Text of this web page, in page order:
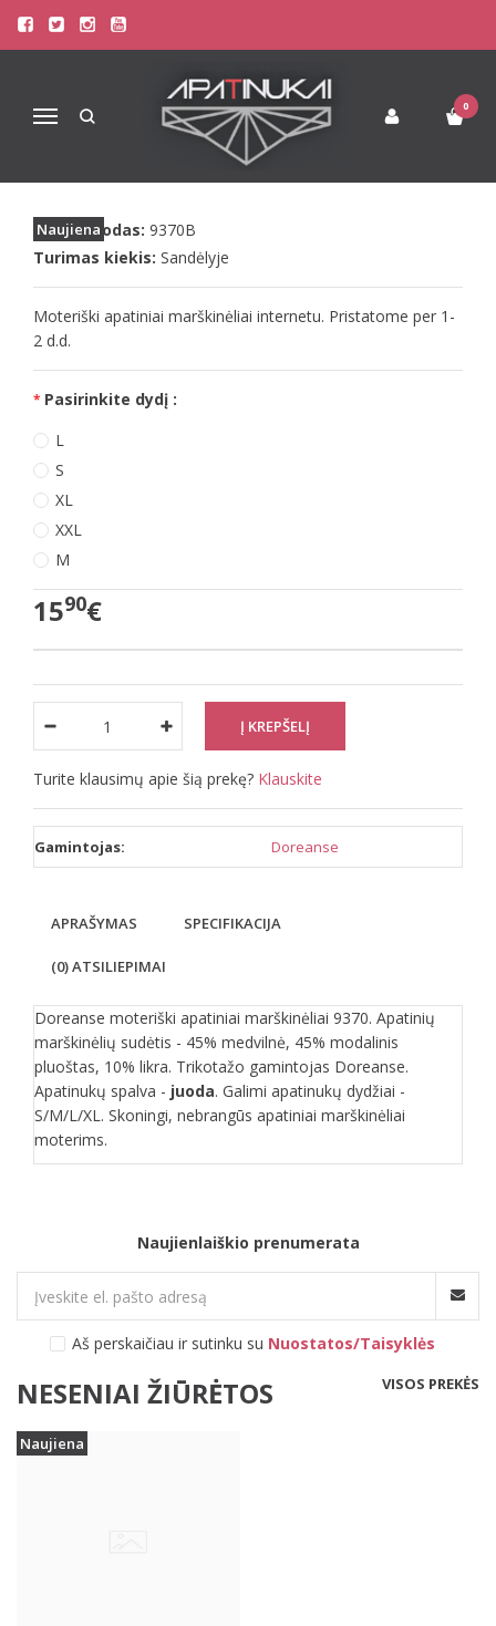
Navigacija
0
Pagrindinis
Apatinis Trikotažas Moterims
Apatiniai marškinėliai moterims
DOREANSE MOTERIŠKI APATINIAI
MARŠKINĖLIAI 9370
Naujiena
Prekės kodas: 9370B
Turimas kiekis: Sandėlyje
Moteriški apatiniai marškinėliai internetu. Pristatome per 1-
2 d.d.
Pasirinkite dydį :
L
S
XL
XXL
M
1590€
Turite klausimų apie šią prekę? Klauskite
Gamintojas: Doreanse
APRAŠYMAS SPECIFIKACIJA
(0) ATSILIEPIMAI
Doreanse moteriški apatiniai marškinėliai 9370. Apatinių
marškinėlių sudėtis - 45% medvilnė, 45% modalinis
pluoštas, 10% likra. Trikotažo gamintojas Doreanse.
Apatinukų spalva - juoda. Galimi apatinukų dydžiai -
S/M/L/XL. Skoningi, nebrangūs apatiniai marškinėliai
moterims.
Naujienlaiškio prenumerata
Aš perskaičiau ir sutinku su Nuostatos/Taisyklės
NESENIAI ŽIŪRĖTOS VISOS PREKĖS
Naujiena